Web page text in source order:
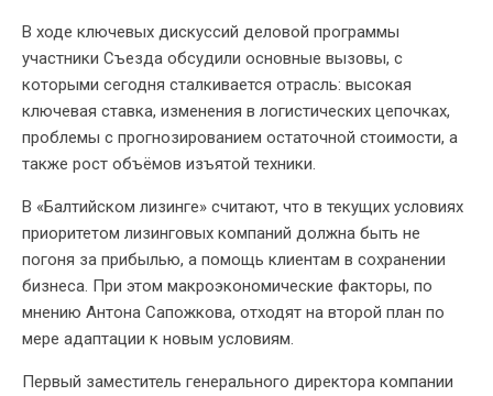
В ходе ключевых дискуссий деловой программы
участники Съезда обсудили основные вызовы, с
которыми сегодня сталкивается отрасль: высокая
ключевая ставка, изменения в логистических цепочках,
проблемы с прогнозированием остаточной стоимости, а
также рост объёмов изъятой техники.
В «Балтийском лизинге» считают, что в текущих условиях
приоритетом лизинговых компаний должна быть не
погоня за прибылью, а помощь клиентам в сохранении
бизнеса. При этом макроэкономические факторы, по
мнению Антона Сапожкова, отходят на второй план по
мере адаптации к новым условиям.
Первый заместитель генерального директора компании